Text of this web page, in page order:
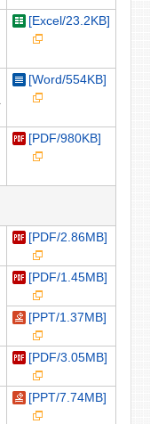
[Excel/23.2KB]
[Word/554KB]
[PDF/980KB]
[PDF/2.86MB]
[PDF/1.45MB]
[PPT/1.37MB]
[PDF/3.05MB]
[PPT/7.74MB]